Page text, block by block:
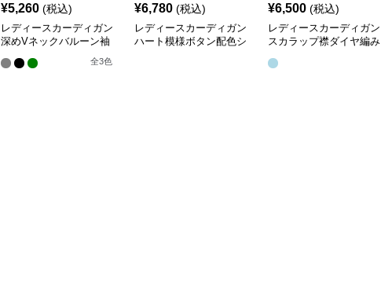
¥5,260 (税込)
レディースカーディガン
深めVネックバルーン袖
全3色
¥6,780 (税込)
レディースカーディガン
ハート模様ボタン配色シ
¥6,500 (税込)
レディースカーディガン
スカラップ襟ダイヤ編み